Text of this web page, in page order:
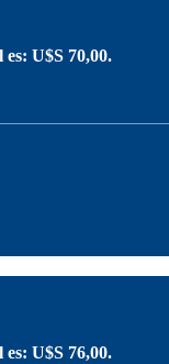
U$S 70,00.
U$S 76,00.